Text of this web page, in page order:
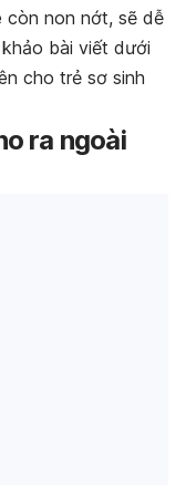
còn non nớt, sẽ dễ
bài viết dưới
cho trẻ sơ sinh
ra ngoài